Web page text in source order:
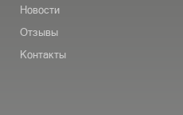
Новости
Отзывы
Контакты